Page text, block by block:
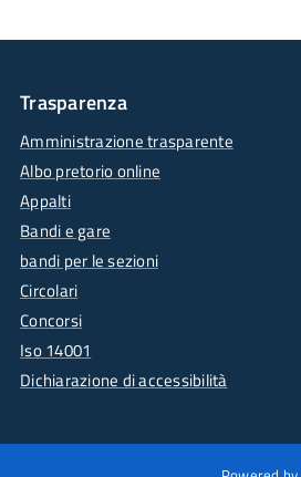
Trasparenza
Amministrazione trasparente
Albo pretorio online
Appalti
Bandi e gare
bandi per le sezioni
Circolari
Concorsi
Iso 14001
Dichiarazione di accessibilità